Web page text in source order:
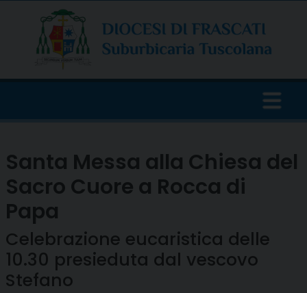
content
Santa Messa alla Chiesa del
Sacro Cuore a Rocca di
Papa
Celebrazione eucaristica delle
10.30 presieduta dal vescovo
Stefano